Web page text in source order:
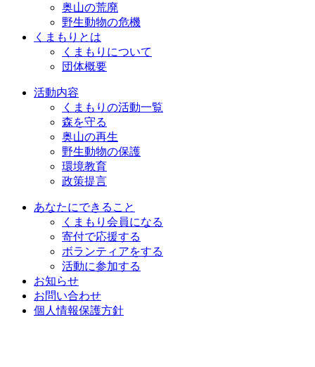
奥山の荒廃
野生動物の危機
くまもりとは
くまもりについて
団体概要
活動内容
くまもりの活動一覧
森を守る
奥山の再生
野生動物の保護
環境教育
政策提言
あなたにできること
くまもり会員になる
寄付で応援する
ボランティアをする
活動に参加する
お知らせ
お問い合わせ
個人情報保護方針